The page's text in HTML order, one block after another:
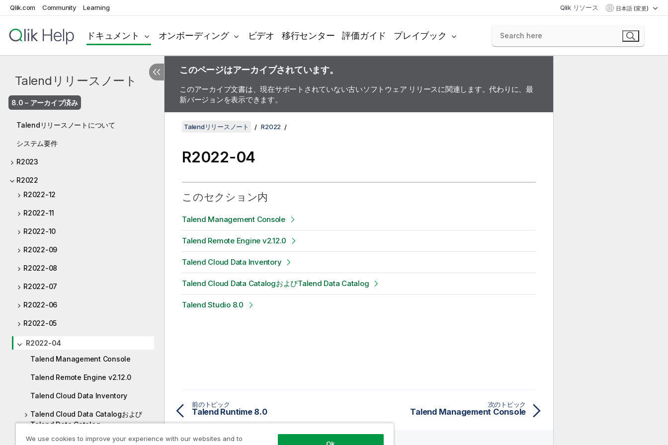
Qlik.com Community Learning Qlik リソース 日本語 (変更)
ドキュメント オンボーディング ビデオ 移行センター 評価ガイド プレイブック
Talendリリースノート
8.0 – アーカイブ済み
Talendリリースノートについて
システム要件
R2023
R2022
R2022-12
R2022-11
R2022-10
R2022-09
R2022-08
R2022-07
R2022-06
R2022-05
R2022-04
Talend Management Console
Talend Remote Engine v2.12.0
Talend Cloud Data Inventory
Talend Cloud Data Catalogおよび
Talend Data Catalog
Talend Studio 8.0
このページはアーカイブされています。
このアーカイブ文書は、現在サポートされていない古いソフトウェア リリースに関連します。代わりに、最
新バージョンを表示できます。
Talendリリースノート R2022
R2022-04
このセクション内
Talend Management Console
Talend Remote Engine v2.12.0
Talend Cloud Data Inventory
Talend Cloud Data CatalogおよびTalend Data Catalog
Talend Studio 8.0
前のトピック
Talend Runtime 8.0
次のトピック
Talend Management Console
We use cookies to improve your experience with our websites and to